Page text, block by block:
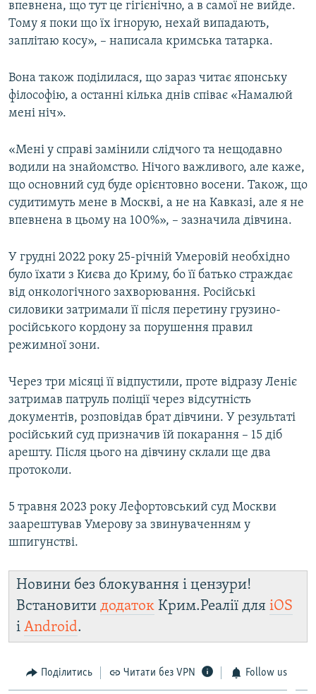
впевнена, що тут це гігієнічно, а в самої не вийде.
Тому я поки що їх ігнорую, нехай випадають,
заплітаю косу», – написала кримська татарка.
Вона також поділилася, що зараз читає японську
філософію, а останні кілька днів співає «Намалюй
мені ніч».
«Мені у справі замінили слідчого та нещодавно
водили на знайомство. Нічого важливого, але каже,
що основний суд буде орієнтовно восени. Також, що
судитимуть мене в Москві, а не на Кавказі, але я не
впевнена в цьому на 100%», – зазначила дівчина.
У грудні 2022 року 25-річній Умеровій необхідно
було їхати з Києва до Криму, бо її батько страждає
від онкологічного захворювання. Російські
силовики затримали її після перетину грузино-
російського кордону за порушення правил
режимної зони.
Через три місяці її відпустили, проте відразу Леніє
затримав патруль поліції через відсутність
документів, розповідав брат дівчини. У результаті
російський суд призначив їй покарання – 15 діб
арешту. Після цього на дівчину склали ще два
протоколи.
5 травня 2023 року Лефортовський суд Москви
заарештував Умерову за звинуваченням у
шпигунстві.
Новини без блокування і цензури!
Встановити додаток Крим.Реалії для iOS
і Android.
Поділитись Читати без VPN Follow us